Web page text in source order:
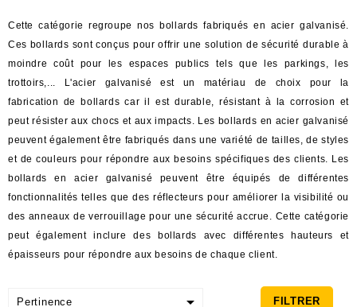
Cette catégorie regroupe nos bollards fabriqués en acier galvanisé.
Ces bollards sont conçus pour offrir une solution de sécurité durable à
moindre coût pour les espaces publics tels que les parkings, les
trottoirs,... L'acier galvanisé est un matériau de choix pour la
fabrication de bollards car il est durable, résistant à la corrosion et
peut résister aux chocs et aux impacts. Les bollards en acier galvanisé
peuvent également être fabriqués dans une variété de tailles, de styles
et de couleurs pour répondre aux besoins spécifiques des clients. Les
bollards en acier galvanisé peuvent être équipés de différentes
fonctionnalités telles que des réflecteurs pour améliorer la visibilité ou
des anneaux de verrouillage pour une sécurité accrue. Cette catégorie
peut également inclure des bollards avec différentes hauteurs et
épaisseurs pour répondre aux besoins de chaque client.
Pertinence  FILTRER